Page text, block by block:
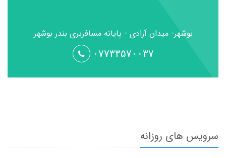
بوشهر- میدان آزادی - پایانه مسافربری بندر بوشهر
۰۷۷۳۳۵۷۰۰۳۷
سرویس های روزانه